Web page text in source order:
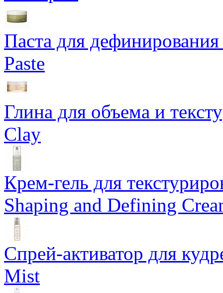
Паста для
Paste
Глина для объема и
Clay
Крем-гель для
Shaping and Defining
Спрей-активатор для
Mist